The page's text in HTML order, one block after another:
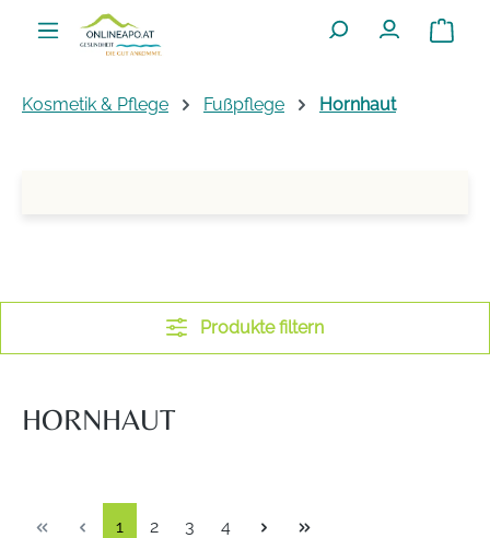
Zum Hauptinhalt springen
Kosmetik & Pflege Fußpflege Hornhaut
Produkte filtern
HORNHAUT
Seite
1 Seite
2 Seite
3 Seite
4